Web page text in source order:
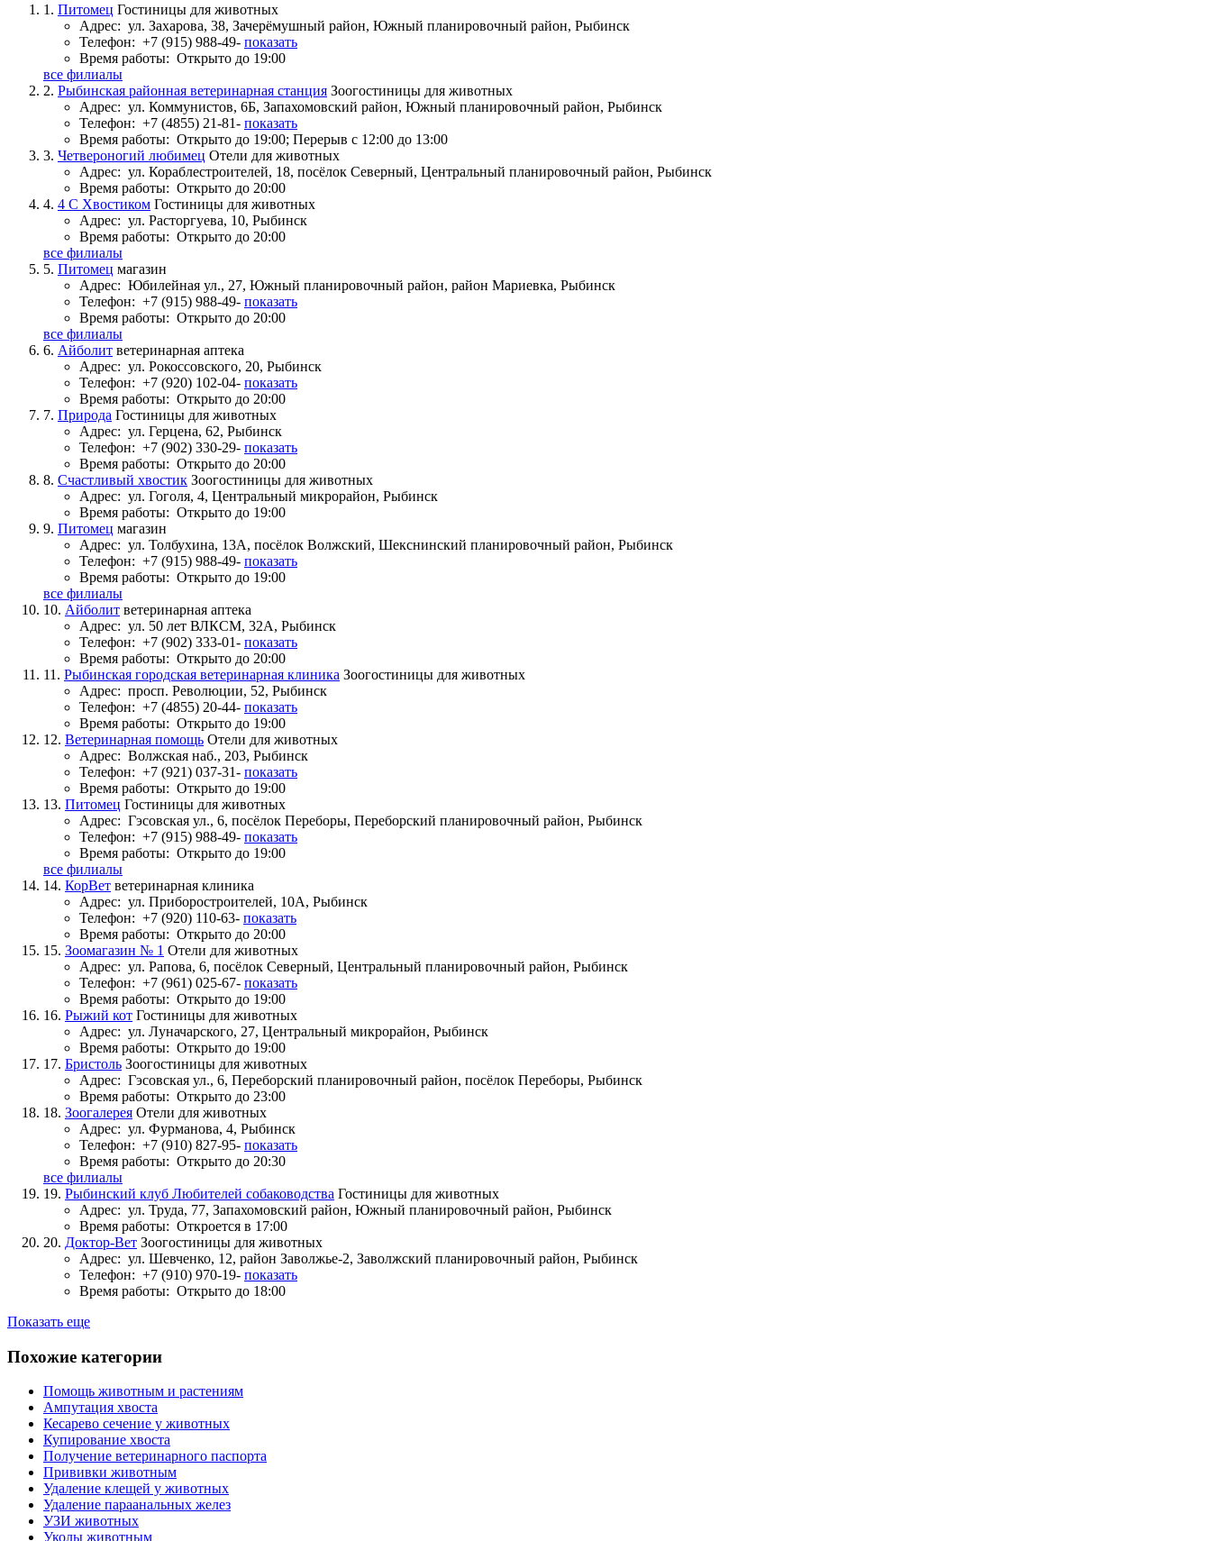
1. Питомец Гостиницы для животных
Адрес: ул. Захарова, 38, Зачерёмушный район, Южный планировочный район, Рыбинск
Телефон: +7 (915) 988-49- показать
Время работы: Открыто до 19:00
все филиалы
2. Рыбинская районная ветеринарная станция Зоогостиницы для животных
Адрес: ул. Коммунистов, 6Б, Запахомовский район, Южный планировочный район, Рыбинск
Телефон: +7 (4855) 21-81- показать
Время работы: Открыто до 19:00; Перерыв с 12:00 до 13:00
3. Четвероногий любимец Отели для животных
Адрес: ул. Кораблестроителей, 18, посёлок Северный, Центральный планировочный район, Рыбинск
Время работы: Открыто до 20:00
4. 4 С Хвостиком Гостиницы для животных
Адрес: ул. Расторгуева, 10, Рыбинск
Время работы: Открыто до 20:00
все филиалы
5. Питомец магазин
Адрес: Юбилейная ул., 27, Южный планировочный район, район Мариевка, Рыбинск
Телефон: +7 (915) 988-49- показать
Время работы: Открыто до 20:00
все филиалы
6. Айболит ветеринарная аптека
Адрес: ул. Рокоссовского, 20, Рыбинск
Телефон: +7 (920) 102-04- показать
Время работы: Открыто до 20:00
7. Природа Гостиницы для животных
Адрес: ул. Герцена, 62, Рыбинск
Телефон: +7 (902) 330-29- показать
Время работы: Открыто до 20:00
8. Счастливый хвостик Зоогостиницы для животных
Адрес: ул. Гоголя, 4, Центральный микрорайон, Рыбинск
Время работы: Открыто до 19:00
9. Питомец магазин
Адрес: ул. Толбухина, 13А, посёлок Волжский, Шекснинский планировочный район, Рыбинск
Телефон: +7 (915) 988-49- показать
Время работы: Открыто до 19:00
все филиалы
10. Айболит ветеринарная аптека
Адрес: ул. 50 лет ВЛКСМ, 32А, Рыбинск
Телефон: +7 (902) 333-01- показать
Время работы: Открыто до 20:00
11. Рыбинская городская ветеринарная клиника Зоогостиницы для животных
Адрес: просп. Революции, 52, Рыбинск
Телефон: +7 (4855) 20-44- показать
Время работы: Открыто до 19:00
12. Ветеринарная помощь Отели для животных
Адрес: Волжская наб., 203, Рыбинск
Телефон: +7 (921) 037-31- показать
Время работы: Открыто до 19:00
13. Питомец Гостиницы для животных
Адрес: Гэсовская ул., 6, посёлок Переборы, Переборский планировочный район, Рыбинск
Телефон: +7 (915) 988-49- показать
Время работы: Открыто до 19:00
все филиалы
14. КорВет ветеринарная клиника
Адрес: ул. Приборостроителей, 10А, Рыбинск
Телефон: +7 (920) 110-63- показать
Время работы: Открыто до 20:00
15. Зоомагазин № 1 Отели для животных
Адрес: ул. Рапова, 6, посёлок Северный, Центральный планировочный район, Рыбинск
Телефон: +7 (961) 025-67- показать
Время работы: Открыто до 19:00
16. Рыжий кот Гостиницы для животных
Адрес: ул. Луначарского, 27, Центральный микрорайон, Рыбинск
Время работы: Открыто до 19:00
17. Бристоль Зоогостиницы для животных
Адрес: Гэсовская ул., 6, Переборский планировочный район, посёлок Переборы, Рыбинск
Время работы: Открыто до 23:00
18. Зоогалерея Отели для животных
Адрес: ул. Фурманова, 4, Рыбинск
Телефон: +7 (910) 827-95- показать
Время работы: Открыто до 20:30
все филиалы
19. Рыбинский клуб Любителей собаководства Гостиницы для животных
Адрес: ул. Труда, 77, Запахомовский район, Южный планировочный район, Рыбинск
Время работы: Откроется в 17:00
20. Доктор-Вет Зоогостиницы для животных
Адрес: ул. Шевченко, 12, район Заволжье-2, Заволжский планировочный район, Рыбинск
Телефон: +7 (910) 970-19- показать
Время работы: Открыто до 18:00
Показать еще
Похожие категории
Помощь животным и растениям
Ампутация хвоста
Кесарево сечение у животных
Купирование хвоста
Получение ветеринарного паспорта
Прививки животным
Удаление клещей у животных
Удаление параанальных желез
УЗИ животных
Уколы животным